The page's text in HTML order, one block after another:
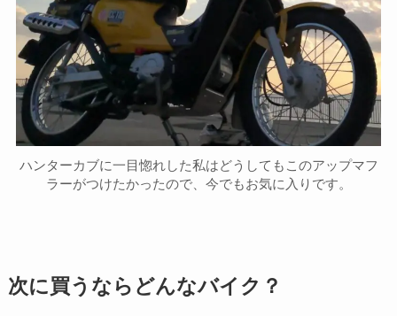
ハンターカブに一目惚れした私はどうしてもこのアップマフ
ラーがつけたかったので、今でもお気に入りです。
次に買うならどんなバイク？